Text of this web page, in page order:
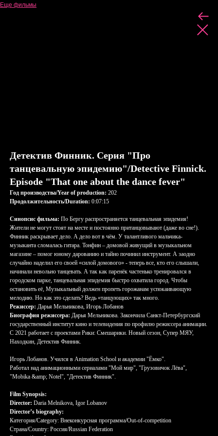
Еще фильмы
Детектив Финник. Серия "Про
танцевальную эпидемию"/Detective Finnick.
Episode "That one about the dance fever"
Год производства/Year of production: 202
Продолжительность/Duration: 0:07:15
Синопсис фильма: По Бергу распространяется танцевальная эпидемия!
Жители не могут стоят на месте и постоянно пританцовывают (даже во сне!).
Финник раскрывает дело. А дело вот в чём. У талантливого мальчика-
музыканта сломалась гитара. Тонфин – домовой живущий в музыкальном
магазине – помог юному дарованию и тайно починил инструмент. А заодно
случайно наделил его своей «силой домового» - теперь все, кто его слышали,
начинали невольно танцевать. А так как паренёк частенько тренировался в
городском парке, танцевальная эпидемия быстро охватила город. Чтобы
остановить её, Музыкальный должен пропеть горожанам успокаивающую
мелодию. Но как это сделать? Ведь «танцующих» так много.
Режиссер: Дарья Мельникова, Игорь Лобанов
Биография режиссера: Дарья Мельникова. Закончила Санкт-Петербургский
государственный институт кино и телевидения по профилю режиссера анимации.
С 2021 работает с проектами Рики: Смешарики. Новый сезон, Супер МЯУ,
Находкин, Детектив Финник.
Игорь Лобанов. Учился в Animation School и академии "Ёмко".
Работал над анимационными сериалами "Мой мир", "Грузовичок Лёва",
"Mobika &amp; Notel", "Детектив Финник".
Film Synopsis:
Director: Daria Melnikova, Igor Lobanov
Director’s biography:
Категория/Category: Внеконкурсная программа/Out-of-competition
Страна/Country: Россия/Russian Federation